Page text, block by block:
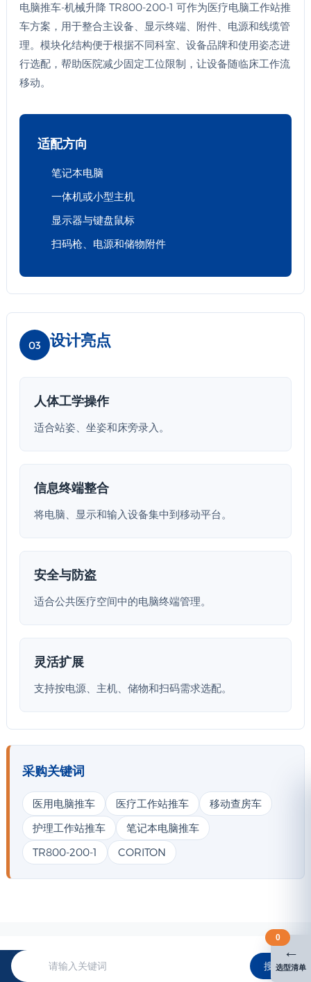
电脑推车-机械升降 TR800-200-1 可作为医疗电脑工作站推
车方案，用于整合主设备、显示终端、附件、电源和线缆管
理。模块化结构便于根据不同科室、设备品牌和使用姿态进
行选配，帮助医院减少固定工位限制，让设备随临床工作流
移动。
适配方向
笔记本电脑
一体机或小型主机
显示器与键盘鼠标
扫码枪、电源和储物附件
03 设计亮点
人体工学操作
适合站姿、坐姿和床旁录入。
信息终端整合
将电脑、显示和输入设备集中到移动平台。
安全与防盗
适合公共医疗空间中的电脑终端管理。
灵活扩展
支持按电源、主机、储物和扫码需求选配。
采购关键词
医用电脑推车 医疗工作站推车
移动查房车
护理工作站推车
笔记本电脑推车
TR800-200-1
CORITON
搜索
←
选型清单
0